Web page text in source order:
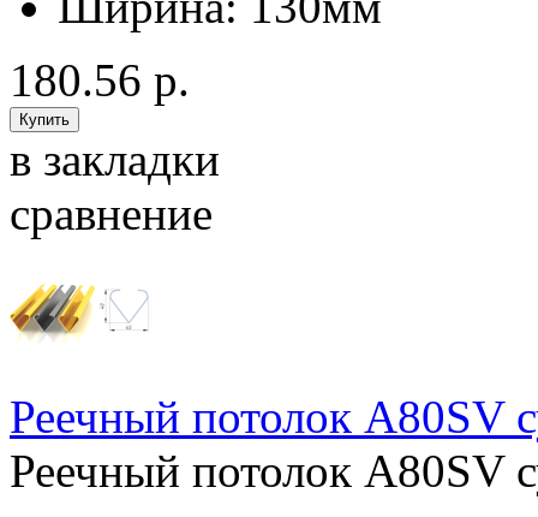
180.56 р.
в закладки
сравнение
Реечный потолок A80SV
Реечный потолок A80SV